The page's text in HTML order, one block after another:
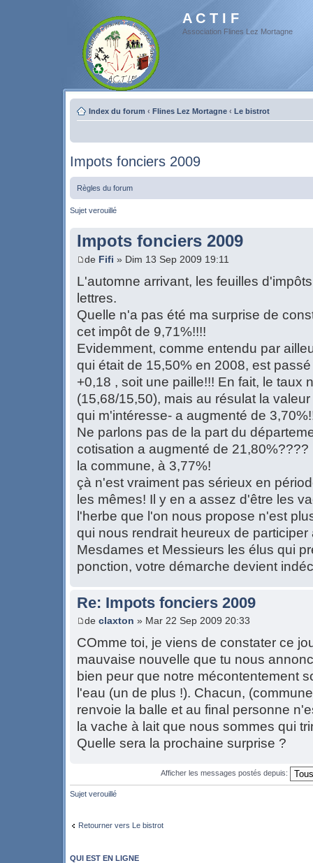
A C T I F
Association Flines Lez Mortagne
Index du forum ‹ Flines Lez Mortagne ‹ Le bistrot
Impots fonciers 2009
Règles du forum
Sujet verouillé
Impots fonciers 2009
de Fifi » Dim 13 Sep 2009 19:11
L'automne arrivant, les feuilles
lettres.
Quelle n'a pas été ma surprise de
cet impôt de 9,71%!!!!
Evidemment, comme entendu par
qui était de 15,50% en 2008, est
+0,18 , soit une paille!!! En fait, le taux
(15,68/15,50), mais au résulat la
qui m'intéresse- a augmenté de
Ne parlons pas de la part du
cotisation a augmenté de
la commune, à 3,77%!
çà n'est vraiment pas sérieux en
les mêmes! Il y en a assez d'être les
l'herbe que l'on nous propose n'est
qui nous rendrait heureux de participer
Mesdames et Messieurs les élus qui
ponction, votre démarche devient
Re: Impots fonciers 2009
de claxton » Mar 22 Sep 2009 20:33
COmme toi, je viens de constater ce
mauvaise nouvelle que tu nous
bien peur que notre mécontentement
l'eau (un de plus !). Chacun,
renvoie la balle et au final personne
la vache à lait que nous sommes qui
Quelle sera la prochaine surprise ?
Afficher les messages postés depuis:
Sujet verouillé
Retourner vers Le bistrot
QUI EST EN LIGNE